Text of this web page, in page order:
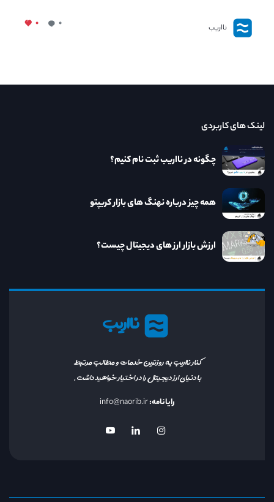
نااریب ۰ ۰
نااریب
کنار نااریب به روزترین خدمات و مطالب مرتبط
با دنیای ارز دیجیتال را در اختیار خواهید داشت.
رایانامه:info@naorib.ir
لینک های کاربردی
چگونه در نااریب ثبت نام کنیم؟
همه چیز درباره نهنگ های بازار کریپتو
ارزش بازار ارز های دیجیتال چیست؟